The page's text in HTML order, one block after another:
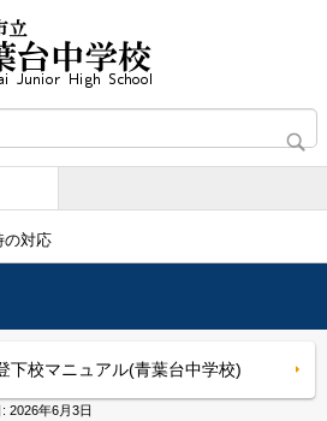
の対応
下校マニュアル(青葉台中学校)
2026年6月3日